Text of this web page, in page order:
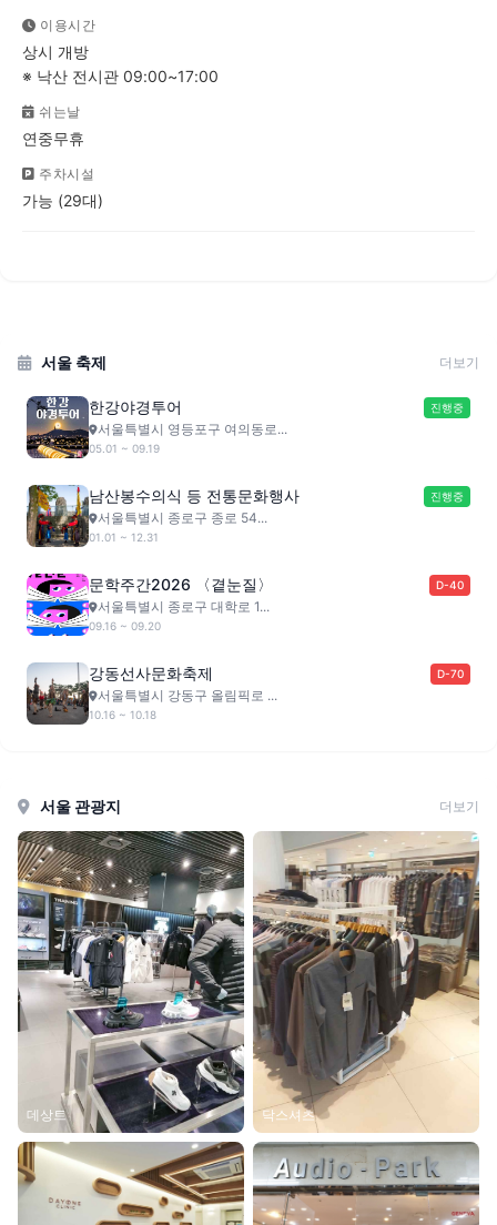
이용시간
상시 개방
※ 낙산 전시관 09:00~17:00
쉬는날
연중무휴
주차시설
가능 (29대)
서울 축제 더보기
한강야경투어 진행중
서울특별시 영등포구 여의동로...
05.01 ~ 09.19
남산봉수의식 등 전통문화행사 진행중
서울특별시 종로구 종로 54...
01.01 ~ 12.31
문학주간2026 〈곁눈질〉 D-40
서울특별시 종로구 대학로 1...
09.16 ~ 09.20
강동선사문화축제 D-70
서울특별시 강동구 올림픽로 ...
10.16 ~ 10.18
서울 관광지 더보기
데상트 닥스셔츠